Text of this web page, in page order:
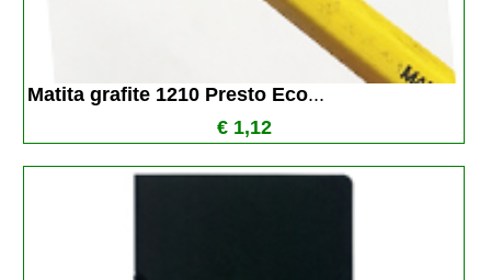
Matita grafite 1210 Presto Eco...
€ 1,12